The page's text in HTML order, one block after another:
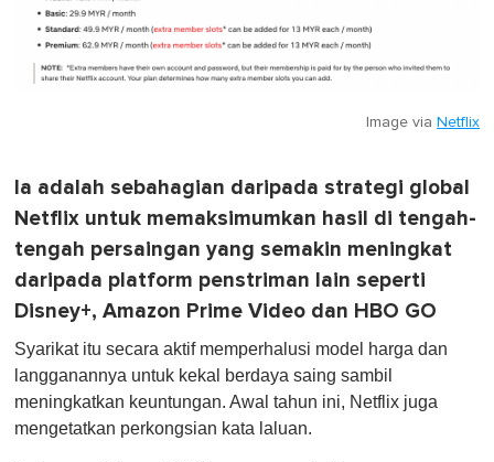
Image via Netflix
Ia adalah sebahagian daripada strategi global
Netflix untuk memaksimumkan hasil di tengah-
tengah persaingan yang semakin meningkat
daripada platform penstriman lain seperti
Disney+, Amazon Prime Video dan HBO GO
Syarikat itu secara aktif memperhalusi model harga dan
langganannya untuk kekal berdaya saing sambil
meningkatkan keuntungan. Awal tahun ini, Netflix juga
mengetatkan perkongsian kata laluan.